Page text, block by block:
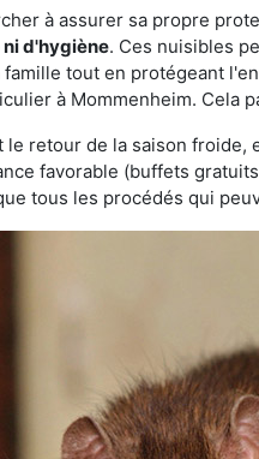
à assurer sa propre
d'hygiène. Ces nuisibles
tout en protégeant
à Mommenheim. Cela
le retour de la saison
favorable (buffets
tous les procédés qui